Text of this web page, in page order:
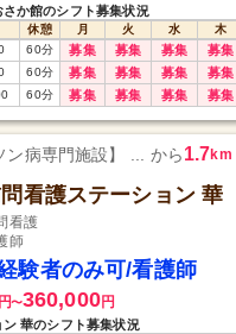
か館のシフト募集状況
休憩 月 火 水 木
60分 募集 募集 募集 募集
60分 募集 募集 募集 募集
60分 募集 募集 募集 募集
ン病専門施設】 ... から1.7km
看護ステーション 華
看護
師
験者のみ可/看護師
〜360,000円
華のシフト募集状況